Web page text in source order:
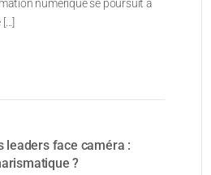
numérique se poursuit à
leaders face caméra :
?